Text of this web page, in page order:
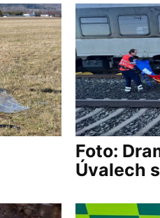
Foto:
Úvalech